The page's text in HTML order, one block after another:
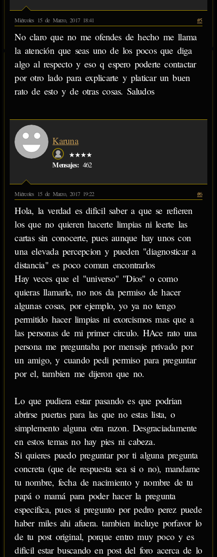
Miércoles 15 de Marzo, 2017 18:41 #5
No claro que no me ofendes de hecho me llama
la atención que seas uno de los pocos que diga
algo al respecto y eso q espero poderte contactar
por otro lado para explicarte y platicar un buen
rato de esto y de otras cosas. Saludos
Karuna
★★★★
Mensajes: 462
Miércoles 15 de Marzo, 2017 19:22 #6
Hola, la verdad es dificil saber a que se refieren
los que no quieren hacerte limpias ni leerte las
cartas sin conocerte, pues aunque hay unos con
una elevada percepcion y pueden "diagnosticar a
distancia" es poco comun encontrarlos
Hay veces que el "universo" "Dios" o como
quieras llamarle, no nos da permiso de hacer
algunas cosas, por ejemplo, yo ya no tengo
permitido hacer limpias ni exorcismos mas que a
las personas de mi primer circulo. HAce rato una
persona me preguntaba por mensaje privado por
un amigo, y cuando pedi permiso para preguntar
por el, tambien me dijeron que no.
Lo que pudiera estar pasando es que podrian
abrirse puertas para las que no estas lista, o
simplemento alguna otra razon. Desgraciadamente
en estos temas no hay pies ni cabeza.
Si quieres puedo preguntar por ti alguna pregunta
concreta (que de respuesta sea si o no), mandame
tu nombre, fecha de nacimiento y nombre de tu
papá o mamá para poder hacer la pregunta
especifica, pues si pregunto por pedro perez puede
haber miles ahi afuera. tambien incluye porfavor lo
de tu post original, porque entro muy poco y es
dificil estar buscando en post del foro acerca de lo